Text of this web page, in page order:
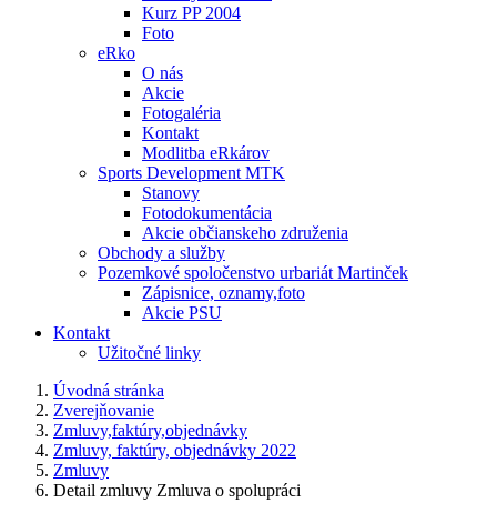
Kurz PP 2004
Foto
eRko
O nás
Akcie
Fotogaléria
Kontakt
Modlitba eRkárov
Sports Development MTK
Stanovy
Fotodokumentácia
Akcie občianskeho združenia
Obchody a služby
Pozemkové spoločenstvo urbariát Martinček
Zápisnice, oznamy,foto
Akcie PSU
Kontakt
Užitočné linky
Úvodná stránka
Zverejňovanie
Zmluvy,faktúry,objednávky
Zmluvy, faktúry, objednávky 2022
Zmluvy
Detail zmluvy Zmluva o spolupráci